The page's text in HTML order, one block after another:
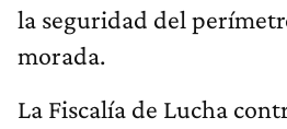
la seguridad del
morada.
La Fiscalía de Lucha